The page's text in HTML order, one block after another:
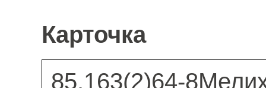
Карточка
85.163(2)64-